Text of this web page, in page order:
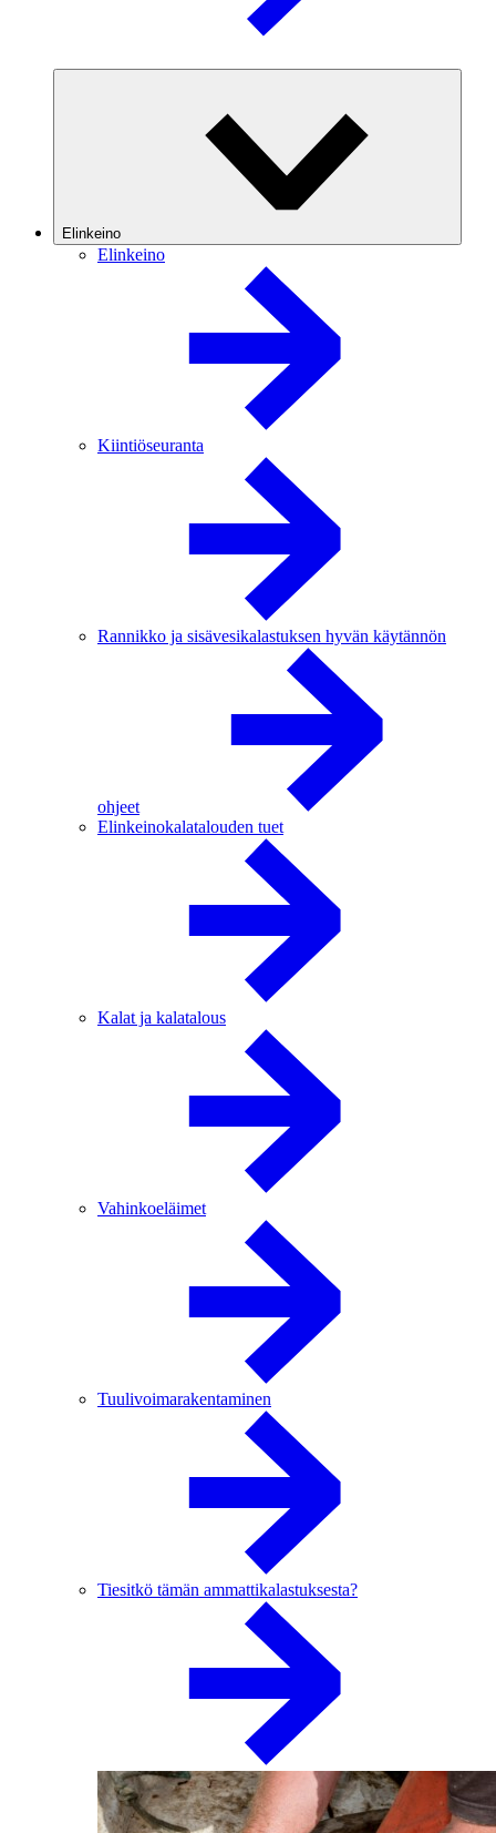
Elinkeino
Elinkeino
Kiintiöseuranta
Rannikko ja sisävesikalastuksen hyvän käytännön
ohjeet
Elinkeinokalatalouden tuet
Kalat ja kalatalous
Vahinkoeläimet
Tuulivoimarakentaminen
Tiesitkö tämän ammattikalastuksesta?